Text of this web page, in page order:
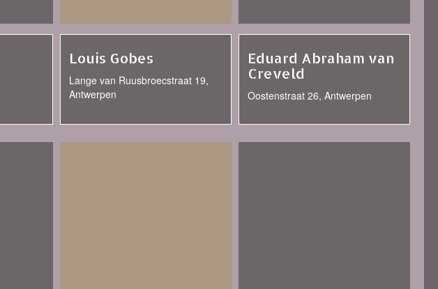
Louis Gobes
Lange van Ruusbroecstraat 19,
Antwerpen
Eduard Abraham van
Creveld
Oostenstraat 26, Antwerpen